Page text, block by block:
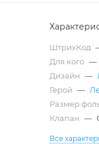
ШтрихКод
Для кого —
Дизайн —
Герой —
Размер
Клапан —
Все